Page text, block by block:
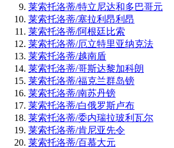
莱索托洛蒂/特立尼达和多巴哥元
莱索托洛蒂/塞拉利昂利昂
莱索托洛蒂/阿根廷比索
莱索托洛蒂/厄立特里亚纳克法
莱索托洛蒂/越南盾
莱索托洛蒂/哥斯达黎加科朗
莱索托洛蒂/福克兰群岛镑
莱索托洛蒂/南苏丹镑
莱索托洛蒂/白俄罗斯卢布
莱索托洛蒂/委内瑞拉玻利瓦尔
莱索托洛蒂/肯尼亚先令
莱索托洛蒂/百慕大元